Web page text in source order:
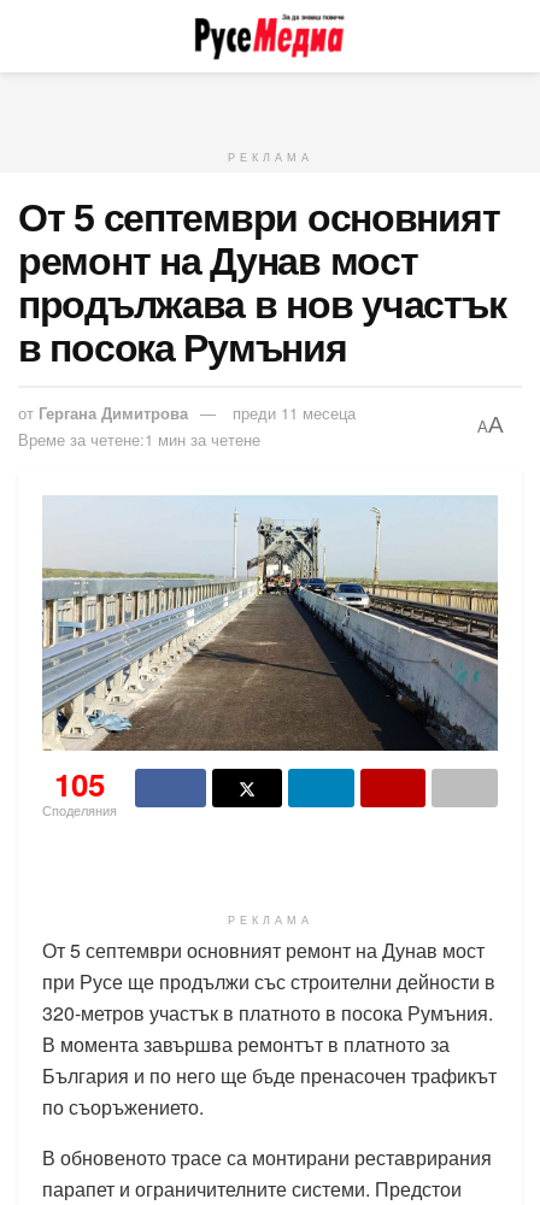
РЕКЛАМА
От 5 септември основният
ремонт на Дунав мост
продължава в нов участък
в посока Румъния
от Гергана Димитрова
преди 11 месеца
Време за четене:1 мин за четене
AA
105
Споделяния
РЕКЛАМА
От 5 септември основният ремонт на Дунав мост
при Русе ще продължи със строителни дейности в
320-метров участък в платното в посока Румъния.
В момента завършва ремонтът в платното за
България и по него ще бъде пренасочен трафикът
по съоръжението.
В обновеното трасе са монтирани реставрирания
парапет и ограничителните системи. Предстои